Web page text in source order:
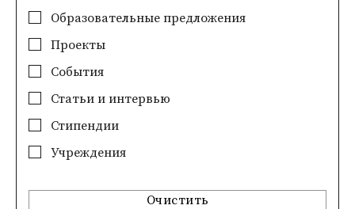
Образовательные предложения
Проекты
События
Статьи и интервью
Стипендии
Учреждения
Очистить